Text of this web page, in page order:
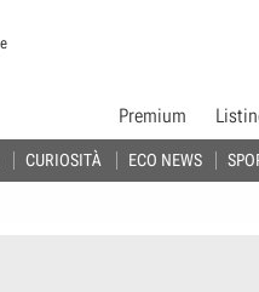
CURIOSITÀ ECO NEWS
Premium